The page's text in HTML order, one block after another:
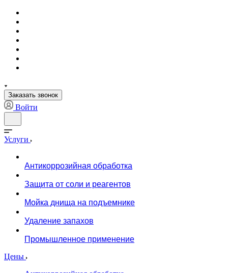
Заказать звонок
Войти
Услуги
Антикоррозийная обработка
Защита от соли и реагентов
Мойка днища на подъемнике
Удаление запахов
Промышленное применение
Цены